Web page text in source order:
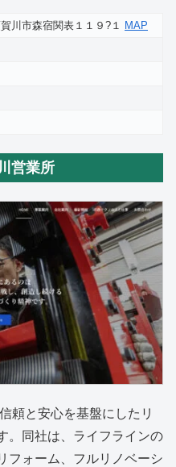
川市森宿関表１１９?１ MAP
営業所
頼と安心を基盤にしたリ
。同社は、ライフラインの
フォーム、フルリノベーシ